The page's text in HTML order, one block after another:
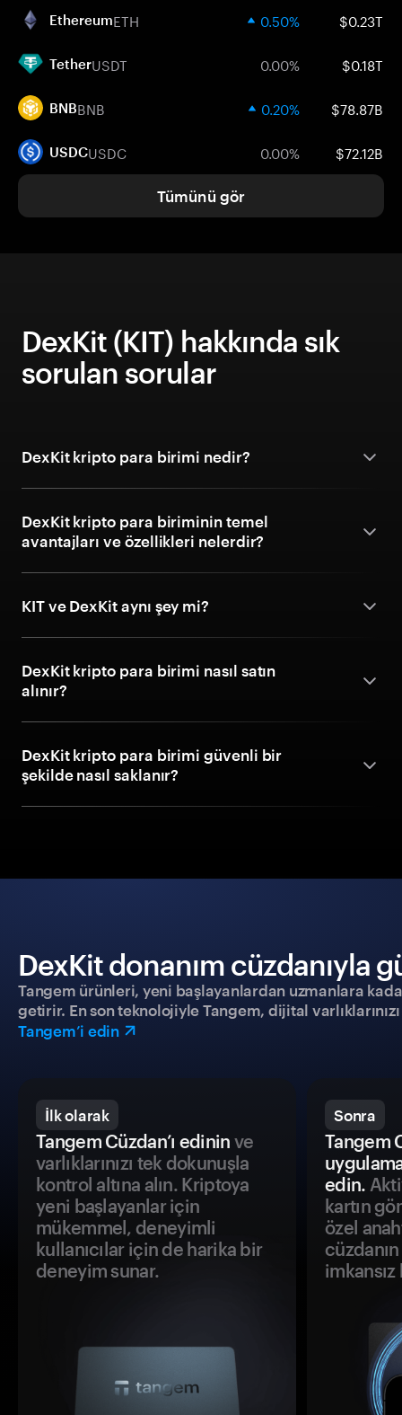
EthereumETH 0.50% $0.23T
TetherUSDT 0.00% $0.18T
BNBBNB 0.20% $78.87B
USDCUSDC 0.00% $72.12B
Tümünü gör
DexKit (KIT) hakkında sık
sorulan sorular
DexKit kripto para birimi nedir?
DexKit kripto para biriminin temel
avantajları ve özellikleri nelerdir?
KIT ve DexKit aynı şey mi?
DexKit kripto para birimi nasıl satın
alınır?
DexKit kripto para birimi güvenli bir
şekilde nasıl saklanır?
DexKit donanım cüzdanıyla
Tangem ürünleri, yeni başlayanlardan uzmanlara
getirir. En son teknolojiyle Tangem, dijital
Tangem’i edin
İlk olarak
Tangem Cüzdan’ı edinin ve
varlıklarınızı tek dokunuşla
kontrol altına alın. Kriptoya
yeni başlayanlar için
mükemmel, deneyimli
kullanıcılar için de harika bir
deneyim sunar.
Sonra
Tangem
edin.
kartın
özel